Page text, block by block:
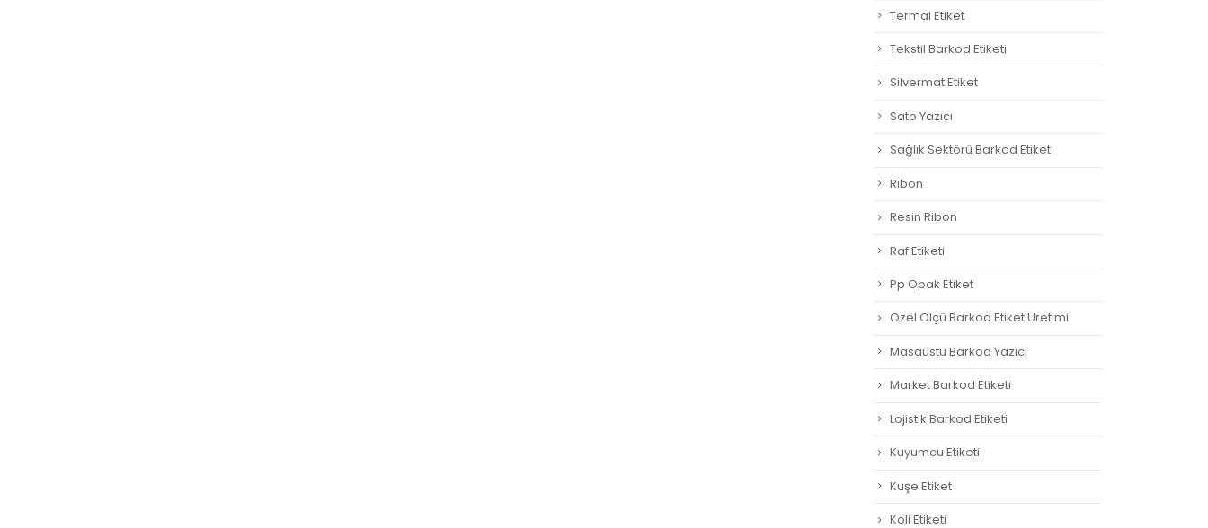
Termal Etiket
Tekstil Barkod Etiketi
Silvermat Etiket
Sato Yazıcı
Sağlık Sektörü Barkod Etiket
Ribon
Resin Ribon
Raf Etiketi
Pp Opak Etiket
Özel Ölçü Barkod Etiket Üretimi
Masaüstü Barkod Yazıcı
Market Barkod Etiketi
Lojistik Barkod Etiketi
Kuyumcu Etiketi
Kuşe Etiket
Koli Etiketi